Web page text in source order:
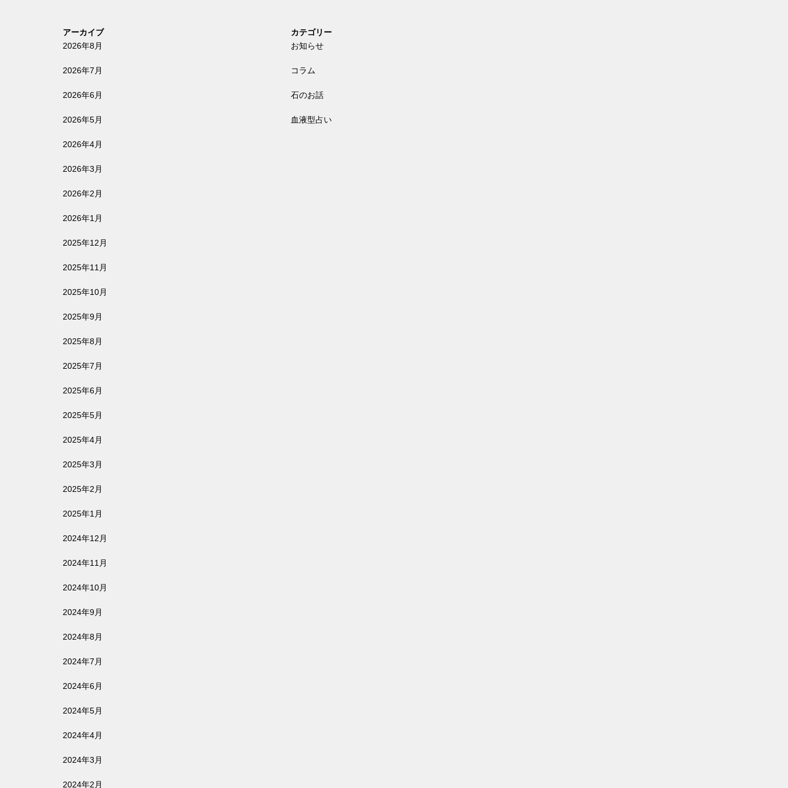
アーカイブ
2026年8月
2026年7月
2026年6月
2026年5月
2026年4月
2026年3月
2026年2月
2026年1月
2025年12月
2025年11月
2025年10月
2025年9月
2025年8月
2025年7月
2025年6月
2025年5月
2025年4月
2025年3月
2025年2月
2025年1月
2024年12月
2024年11月
2024年10月
2024年9月
2024年8月
2024年7月
2024年6月
2024年5月
2024年4月
2024年3月
2024年2月
カテゴリー
お知らせ
コラム
石のお話
血液型占い